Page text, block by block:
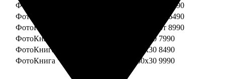
ФотоКнига "Премиум" 25x25
от 5990
ФотоКнига "Премиум" 30x30
от 6490
ФотоКнига "Премиум" 30x45
от 8990
ФотоКнига "Премиум" Свадебная 20x20 7990
ФотоКнига "Премиум" Свадебная 20x30 8490
ФотоКнига "Премиум" Свадебная 30x30 9990